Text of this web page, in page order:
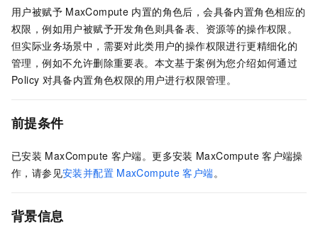
用户被赋予 MaxCompute 内置的角色后，会具备内置角色相应的
权限，例如用户被赋予开发角色则具备表、资源等的操作权限。
但实际业务场景中，需要对此类用户的操作权限进行更精细化的
管理，例如不允许删除重要表。本文基于案例为您介绍如何通过
Policy 对具备内置角色权限的用户进行权限管理。
前提条件
已安装 MaxCompute 客户端。更多安装 MaxCompute 客户端操
作，请参见安装并配置 MaxCompute 客户端。
背景信息